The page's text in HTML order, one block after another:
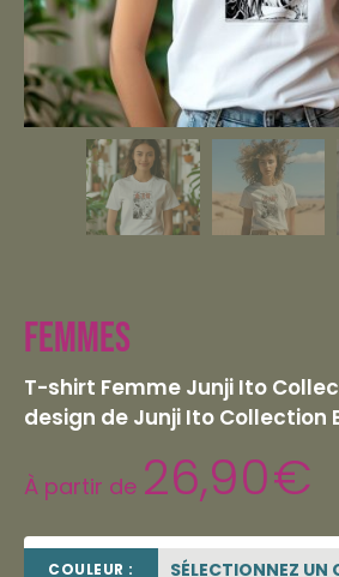
Femmes
T-shirt Femme Junji Ito
design de Junji Ito Collection
À partir de 26,90€
COULEUR : SÉLECTIONNEZ UN